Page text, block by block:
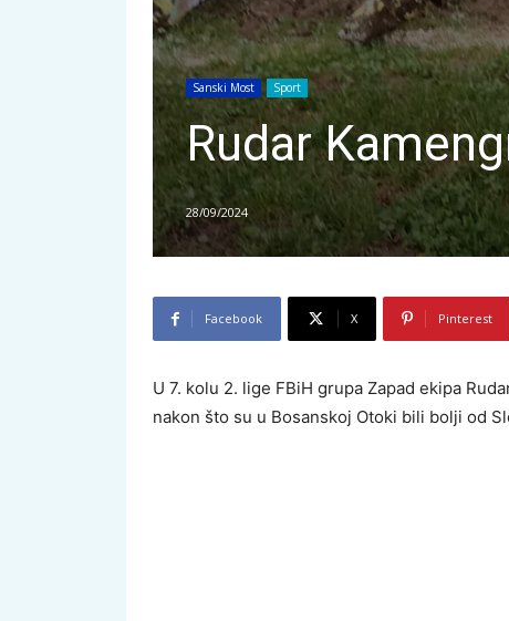
Sanski Most Sport
Rudar
28/09/2024
Facebook X Pinterest
U 7. kolu 2. lige FBiH grupa Zapad ekipa
nakon što su u Bosanskoj Otoki bili bolji od